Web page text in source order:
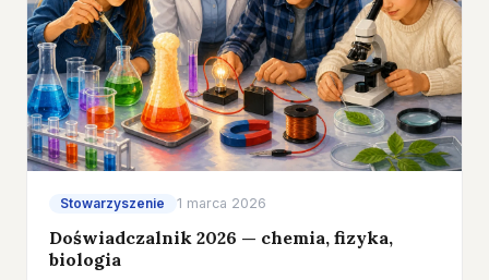
Stowarzyszenie 1 marca 2026
Doświadczalnik 2026 — chemia, fizyka,
biologia